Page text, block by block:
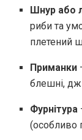
Шнур або
риби та
плетений
Приманки
блешні,
Фурнітура
(особливо